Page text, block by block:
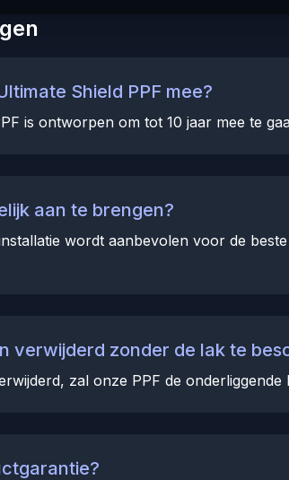
Shield PPF mee?
is ontworpen om tot 10 jaar mee te
aan te brengen?
wordt aanbevolen voor de
verwijderd zonder de lak te
zal onze PPF de onderliggende